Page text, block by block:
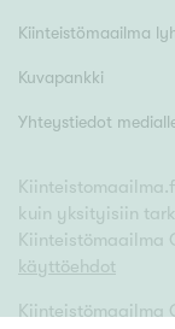
Kiinteistömaailma
Kuvapankki
Yhteystiedot
kuin yksityisiin
Kiinteistömaailma
käyttöehdot
Kiinteistömaailma